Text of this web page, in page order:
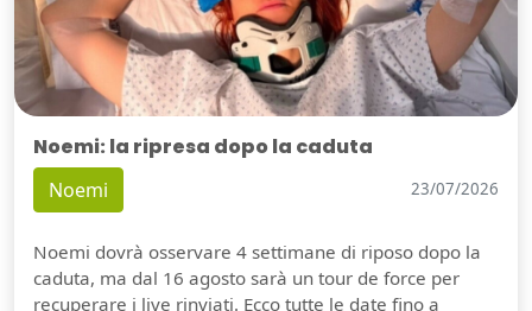
Noemi: la ripresa dopo la caduta
Noemi 23/07/2026
Noemi dovrà osservare 4 settimane di riposo dopo la
caduta, ma dal 16 agosto sarà un tour de force per
recuperare i live rinviati. Ecco tutte le date fino a